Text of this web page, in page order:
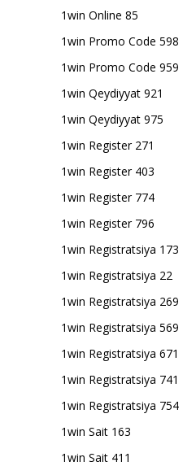
1win Online 85
1win Promo Code 598
1win Promo Code 959
1win Qeydiyyat 921
1win Qeydiyyat 975
1win Register 271
1win Register 403
1win Register 774
1win Register 796
1win Registratsiya 173
1win Registratsiya 22
1win Registratsiya 269
1win Registratsiya 569
1win Registratsiya 671
1win Registratsiya 741
1win Registratsiya 754
1win Sait 163
1win Sait 411